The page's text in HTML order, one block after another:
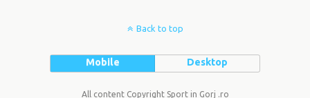
Back to top
Mobile Desktop
All content Copyright Sport in Gorj .ro